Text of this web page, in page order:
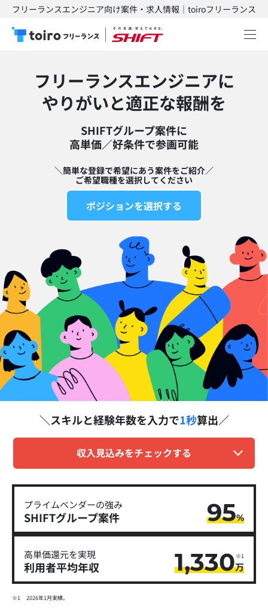
フリーランスエンジニア向け案件・求人情報｜toiroフリーランス
フリーランスエンジニアに
​やりがいと適正な報酬を
SHIFTグループ案件に
高単価／好条件で参画可能​
＼簡単な登録で希望にあう案件をご紹介／
ご希望職種を選択してください
ポジションを選択する
スキルと経験年数を入力で1秒算出
収入見込みをチェックする
プライムベンダーの強み
SHIFTグループ​案件 95%
高単価還元を実現
利用者平均年収 1,330万
※1
※1 2026年1月実績。